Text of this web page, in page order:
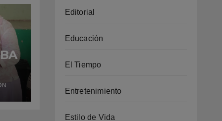
Editorial
Educación
El Tiempo
Entretenimiento
Estilo de Vida